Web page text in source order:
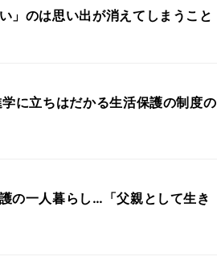
」のは思い出が消えてしまうこと
に立ちはだかる生活保護の制度の
の一人暮らし…「父親として生き